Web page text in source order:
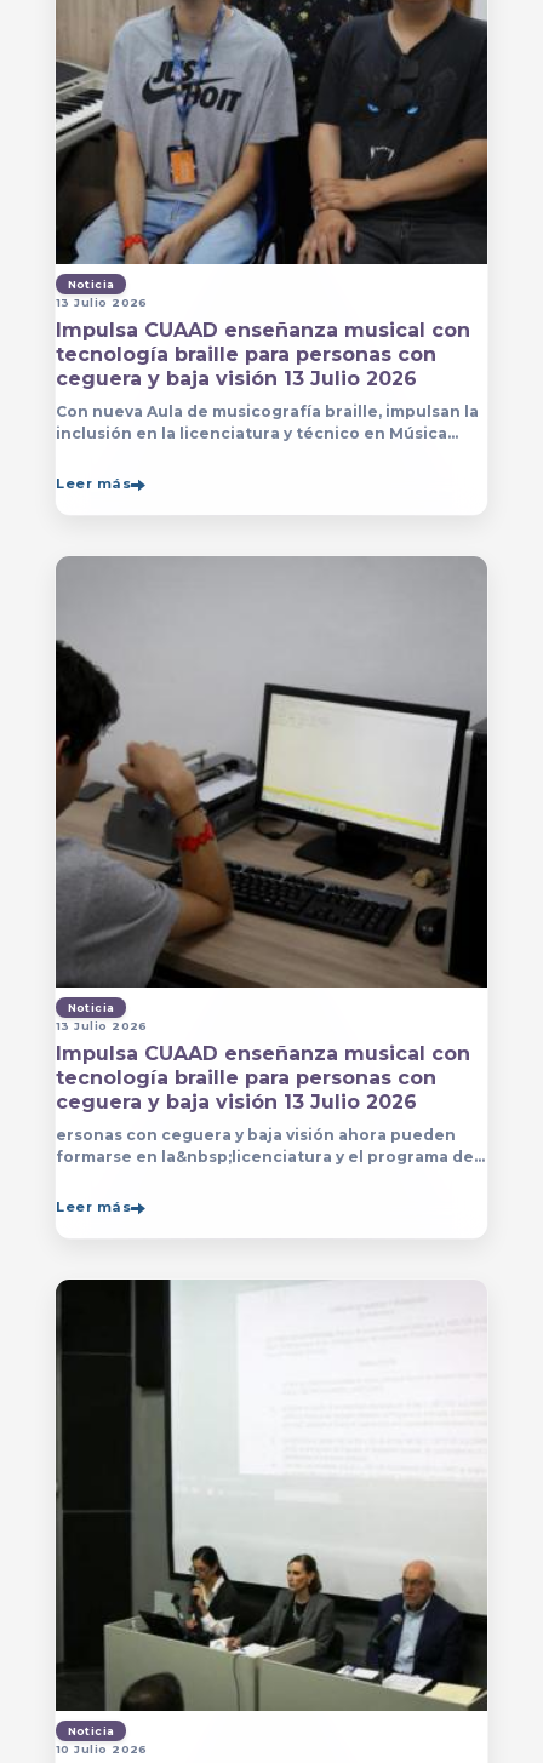
Noticia
13 Julio 2026
Impulsa CUAAD enseñanza musical con
tecnología braille para personas con
ceguera y baja visión 13 Julio 2026
Con nueva Aula de musicografía braille, impulsan la
inclusión en la licenciatura y técnico en Música
formen con mayor autonomía
Leer más
Noticia
13 Julio 2026
Impulsa CUAAD enseñanza musical con
tecnología braille para personas con
ceguera y baja visión 13 Julio 2026
ersonas con ceguera y baja visión ahora pueden
formarse en la&nbsp;licenciatura y el programa de
el&nbsp;
Leer más
Noticia
10 Julio 2026